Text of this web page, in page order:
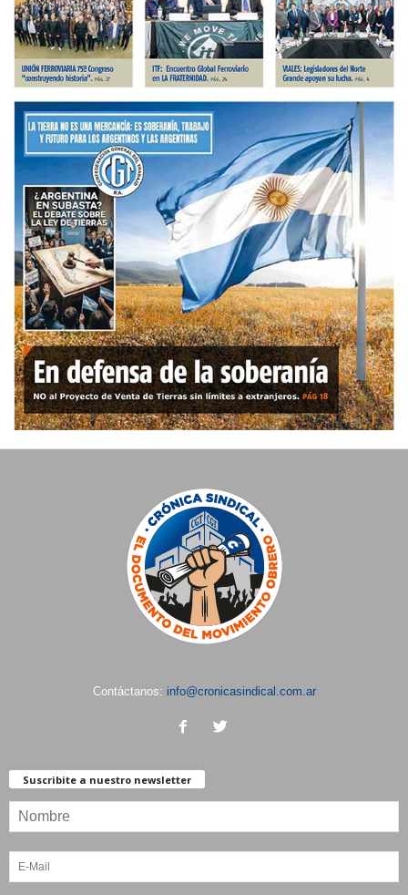
Contáctanos: info@cronicasindical.com.ar
Suscribite a nuestro newsletter